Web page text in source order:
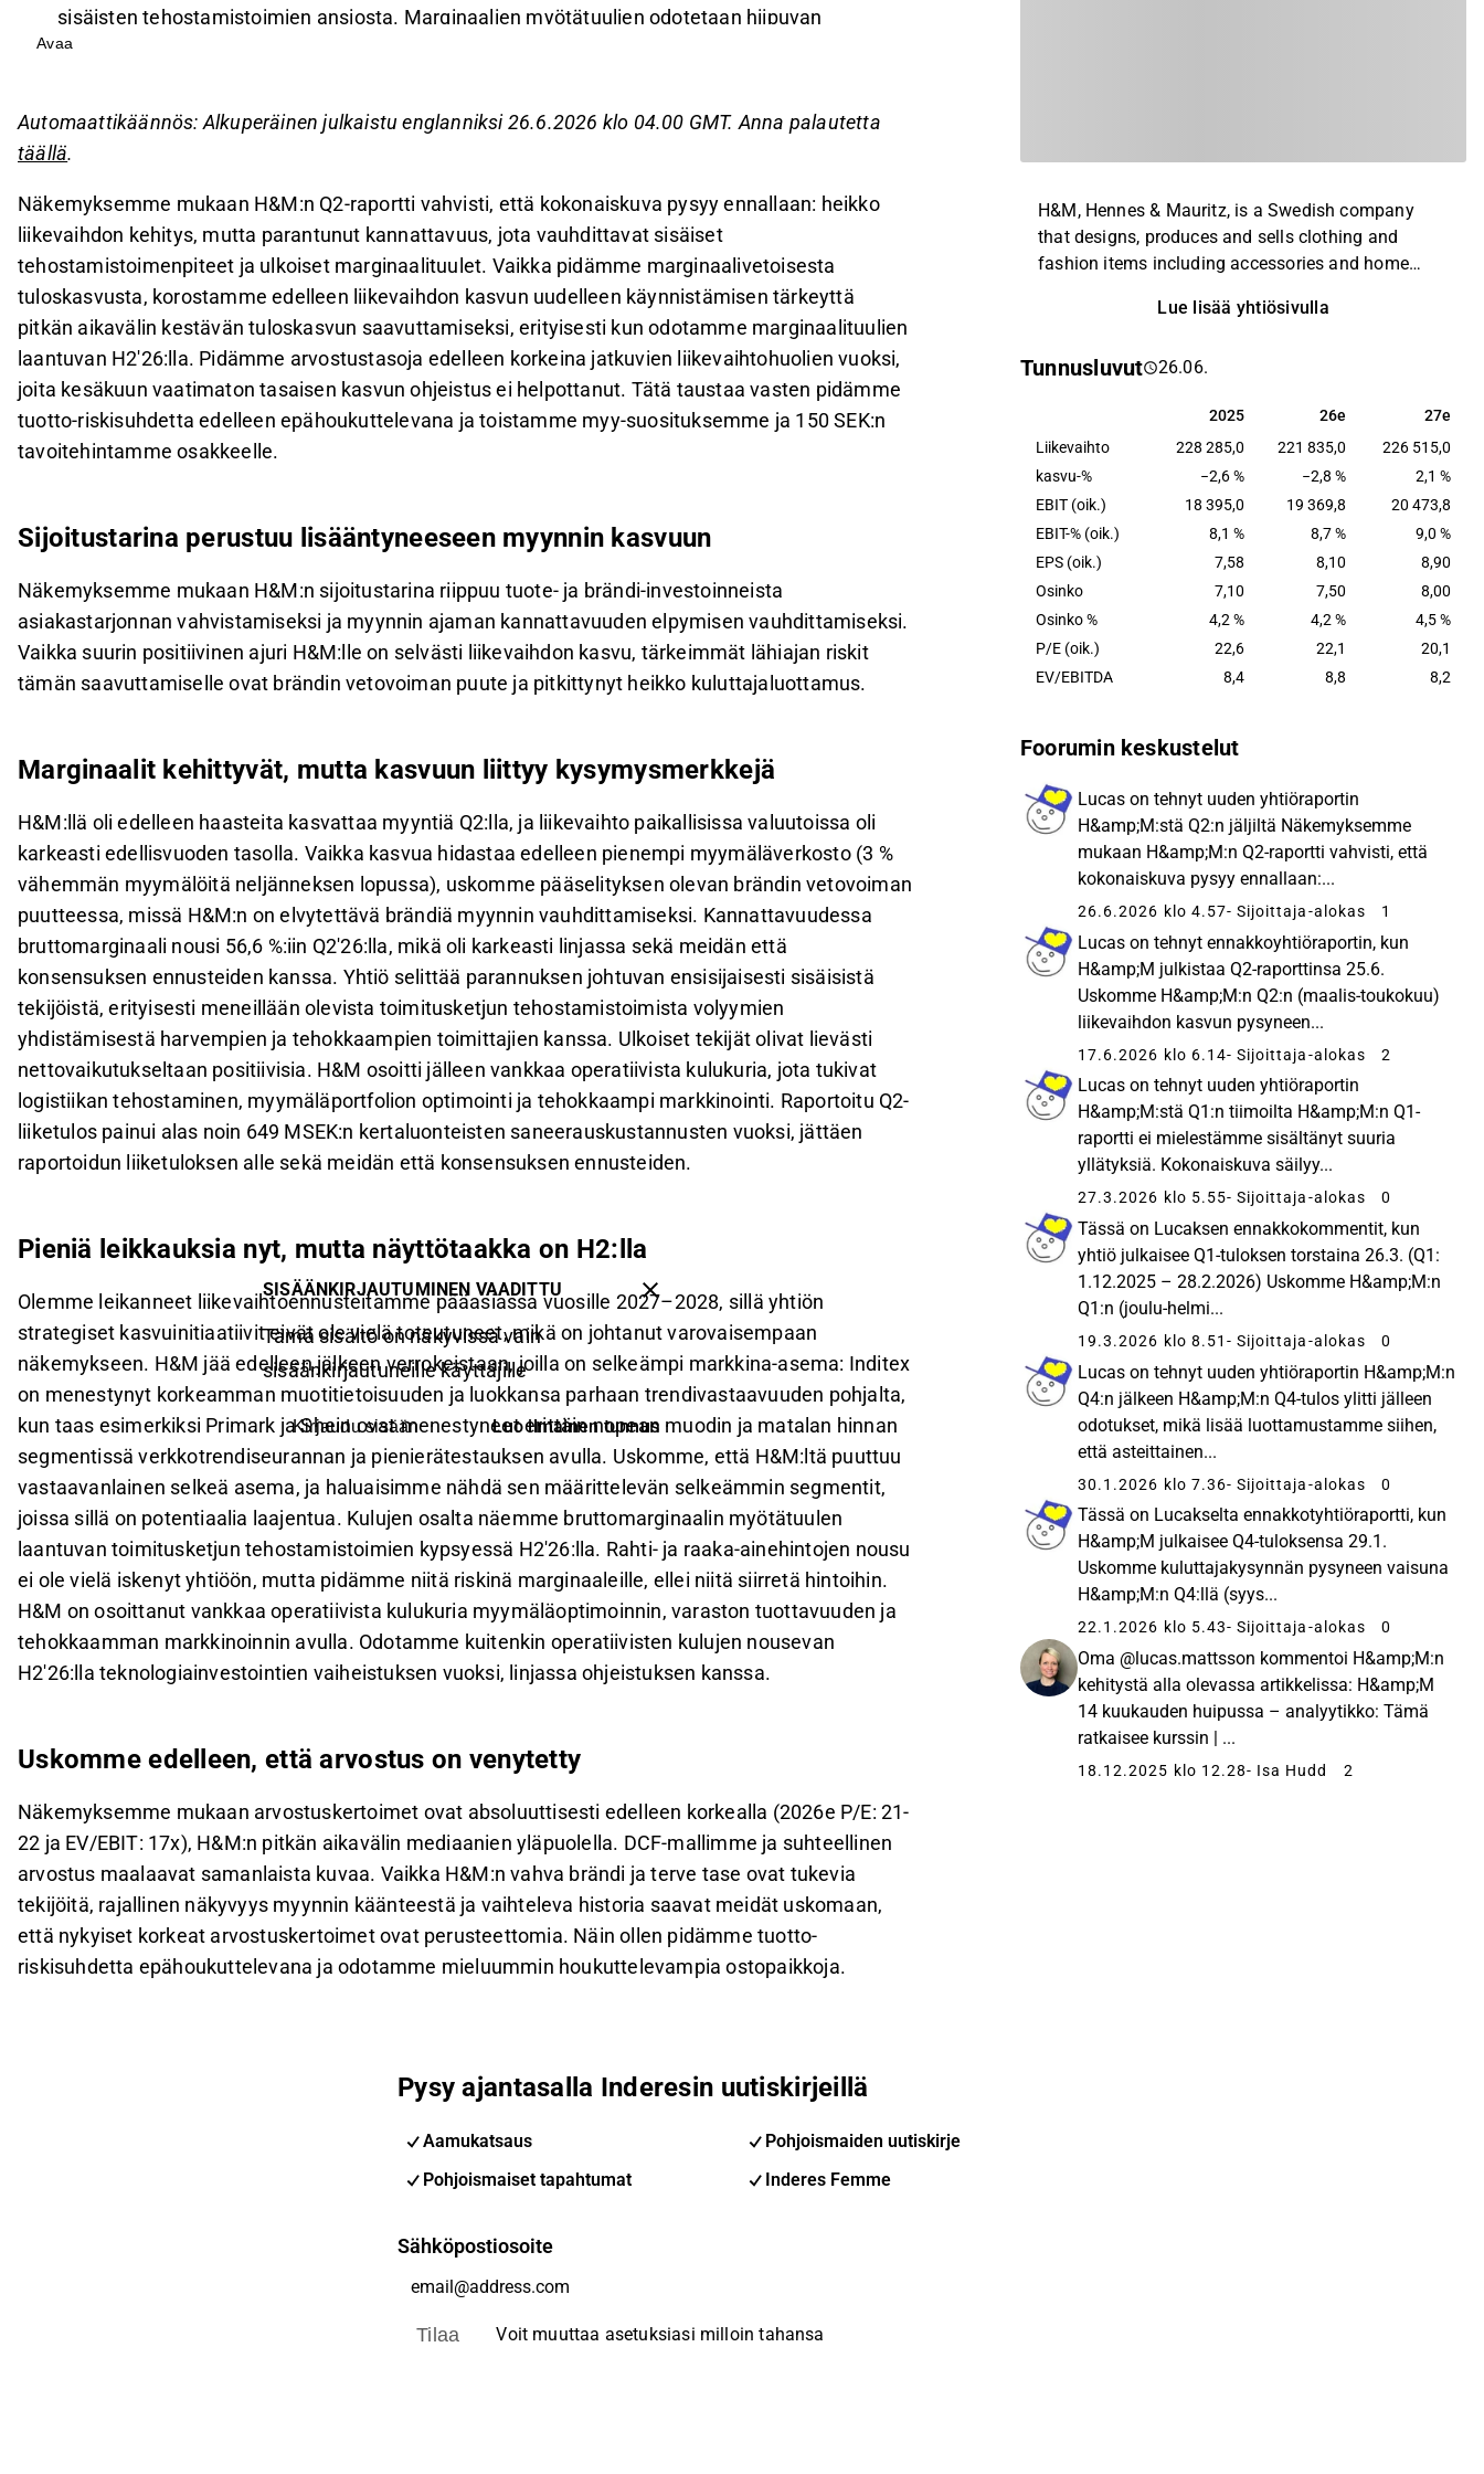
sisäisten tehostamistoimien ansiosta. Marginaalien myötätuulien odotetaan hiipuvan
H2'26:lla.
ja H&M jää jälkeen kilpailijoistaan, kuten Inditex ja Primark.
Bruttomarginaali parani Q2'26:lla, mutta rahti- ja raaka-ainehintojen nousu voi uhata
Arvostuskertoimet ovat edelleen korkealla, ja rajallinen näkyvyys myynnin käänteeseen tekee
tuotto-riskisuhteesta epäviehättävän, mikä tukee myy-suositusta ja 150 SEK:n tavoitehintaa.
Tämä sisältö on tekoälyn tuottamaa. Anna siihen liittyvää palautetta Inderesinfoorumilla.
Avaa
Automaattikäännös: Alkuperäinen julkaistu englanniksi 26.6.2026 klo 04.00 GMT. Anna palautetta
täällä.
Näkemyksemme mukaan H&M:n Q2-raportti vahvisti, että kokonaiskuva pysyy ennallaan: heikko
liikevaihdon kehitys, mutta parantunut kannattavuus, jota vauhdittavat sisäiset
tehostamistoimenpiteet ja ulkoiset marginaalituulet. Vaikka pidämme marginaalivetoisesta
tuloskasvusta, korostamme edelleen liikevaihdon kasvun uudelleen käynnistämisen tärkeyttä
pitkän aikavälin kestävän tuloskasvun saavuttamiseksi, erityisesti kun odotamme marginaalituulien
laantuvan H2'26:lla. Pidämme arvostustasoja edelleen korkeina jatkuvien liikevaihtohuolien vuoksi,
joita kesäkuun vaatimaton tasaisen kasvun ohjeistus ei helpottanut. Tätä taustaa vasten pidämme
tuotto-riskisuhdetta edelleen epähoukuttelevana ja toistamme myy-suosituksemme ja 150 SEK:n
tavoitehintamme osakkeelle.
Sijoitustarina perustuu lisääntyneeseen myynnin kasvuun
Näkemyksemme mukaan H&M:n sijoitustarina riippuu tuote- ja brändi-investoinneista
asiakastarjonnan vahvistamiseksi ja myynnin ajaman kannattavuuden elpymisen vauhdittamiseksi.
Vaikka suurin positiivinen ajuri H&M:lle on selvästi liikevaihdon kasvu, tärkeimmät lähiajan riskit
tämän saavuttamiselle ovat brändin vetovoiman puute ja pitkittynyt heikko kuluttajaluottamus.
Marginaalit kehittyvät, mutta kasvuun liittyy kysymysmerkkejä
H&M:llä oli edelleen haasteita kasvattaa myyntiä Q2:lla, ja liikevaihto paikallisissa valuutoissa oli
karkeasti edellisvuoden tasolla. Vaikka kasvua hidastaa edelleen pienempi myymäläverkosto (3 %
vähemmän myymälöitä neljänneksen lopussa), uskomme pääselityksen olevan brändin vetovoiman
puutteessa, missä H&M:n on elvytettävä brändiä myynnin vauhdittamiseksi. Kannattavuudessa
bruttomarginaali nousi 56,6 %:iin Q2'26:lla, mikä oli karkeasti linjassa sekä meidän että
konsensuksen ennusteiden kanssa. Yhtiö selittää parannuksen johtuvan ensisijaisesti sisäisistä
tekijöistä, erityisesti meneillään olevista toimitusketjun tehostamistoimista volyymien
yhdistämisestä harvempien ja tehokkaampien toimittajien kanssa. Ulkoiset tekijät olivat lievästi
nettovaikutukseltaan positiivisia. H&M osoitti jälleen vankkaa operatiivista kulukuria, jota tukivat
logistiikan tehostaminen, myymäläportfolion optimointi ja tehokkaampi markkinointi. Raportoitu Q2-
liiketulos painui alas noin 649 MSEK:n kertaluonteisten saneerauskustannusten vuoksi, jättäen
raportoidun liiketuloksen alle sekä meidän että konsensuksen ennusteiden.
Pieniä leikkauksia nyt, mutta näyttötaakka on H2:lla
Olemme leikanneet liikevaihtoennusteitamme pääasiassa vuosille 2027–2028, sillä yhtiön
strategiset kasvuinitiaatiivit eivät ole vielä toteutuneet, mikä on johtanut varovaisempaan
näkemykseen. H&M jää edelleen jälkeen verrokeistaan, joilla on selkeämpi markkina-asema: Inditex
on menestynyt korkeamman muotitietoisuuden ja luokkansa parhaan trendivastaavuuden pohjalta,
kun taas esimerkiksi Primark ja Shein ovat menestyneet erittäin nopean muodin ja matalan hinnan
segmentissä verkkotrendiseurannan ja pienierätestauksen avulla. Uskomme, että H&M:ltä puuttuu
vastaavanlainen selkeä asema, ja haluaisimme nähdä sen määrittelevän selkeämmin segmentit,
joissa sillä on potentiaalia laajentua. Kulujen osalta näemme bruttomarginaalin myötätuulen
laantuvan toimitusketjun tehostamistoimien kypsyessä H2'26:lla. Rahti- ja raaka-ainehintojen nousu
ei ole vielä iskenyt yhtiöön, mutta pidämme niitä riskinä marginaaleille, ellei niitä siirretä hintoihin.
H&M on osoittanut vankkaa operatiivista kulukuria myymäläoptimoinnin, varaston tuottavuuden ja
tehokkaamman markkinoinnin avulla. Odotamme kuitenkin operatiivisten kulujen nousevan
H2'26:lla teknologiainvestointien vaiheistuksen vuoksi, linjassa ohjeistuksen kanssa.
Uskomme edelleen, että arvostus on venytetty
Näkemyksemme mukaan arvostuskertoimet ovat absoluuttisesti edelleen korkealla (2026e P/E: 21-
22 ja EV/EBIT: 17x), H&M:n pitkän aikavälin mediaanien yläpuolella. DCF-mallimme ja suhteellinen
arvostus maalaavat samanlaista kuvaa. Vaikka H&M:n vahva brändi ja terve tase ovat tukevia
tekijöitä, rajallinen näkyvyys myynnin käänteestä ja vaihteleva historia saavat meidät uskomaan,
että nykyiset korkeat arvostuskertoimet ovat perusteettomia. Näin ollen pidämme tuotto-
riskisuhdetta epähoukuttelevana ja odotamme mieluummin houkuttelevampia ostopaikkoja.
SISÄÄNKIRJAUTUMINEN VAADITTU
Tämä sisältö on näkyvissä vain
sisäänkirjautuneille käyttäjille
Kirjaudu sisään Luo ilmainen tunnus
H&M, Hennes & Mauritz, is a Swedish company
that designs, produces and sells clothing and
fashion items including accessories and home
consumers and collaborates with suppliers
stores and e-commerce. The company was
Lue lisää yhtiösivulla
Tunnusluvut 26.06.
2025 26e 27e
2025 26e
27e
Liikevaihto
228 285,0 221 835,0
226 515,0
kasvu-%
−2,6 % −2,8 %
2,1 %
EBIT (oik.)
18 395,0 19 369,8
20 473,8
EBIT-% (oik.)
8,1 % 8,7 %
9,0 %
EPS (oik.)
7,58 8,10
8,90
Osinko
7,10 7,50
8,00
Osinko %
4,2 % 4,2 %
4,5 %
P/E (oik.)
22,6 22,1
20,1
EV/EBITDA
8,4 8,8 8,2
Foorumin keskustelut
Lucas on tehnyt uuden yhtiöraportin
H&amp;M:stä Q2:n jäljiltä Näkemyksemme
mukaan H&amp;M:n Q2-raportti vahvisti, että
kokonaiskuva pysyy ennallaan:...
26.6.2026 klo 4.57- Sijoittaja-alokas 1
Lucas on tehnyt ennakkoyhtiöraportin, kun
H&amp;M julkistaa Q2-raporttinsa 25.6.
Uskomme H&amp;M:n Q2:n (maalis-toukokuu)
liikevaihdon kasvun pysyneen...
17.6.2026 klo 6.14- Sijoittaja-alokas 2
Lucas on tehnyt uuden yhtiöraportin
H&amp;M:stä Q1:n tiimoilta H&amp;M:n Q1-
raportti ei mielestämme sisältänyt suuria
yllätyksiä. Kokonaiskuva säilyy...
27.3.2026 klo 5.55- Sijoittaja-alokas 0
Tässä on Lucaksen ennakkokommentit, kun
yhtiö julkaisee Q1-tuloksen torstaina 26.3. (Q1:
1.12.2025 – 28.2.2026) Uskomme H&amp;M:n
Q1:n (joulu-helmi...
19.3.2026 klo 8.51 - Sijoittaja-alokas 0
Lucas on tehnyt uuden yhtiöraportin H&amp;M:n
Q4:n jälkeen H&amp;M:n Q4-tulos ylitti jälleen
odotukset, mikä lisää luottamustamme siihen,
että asteittainen...
30.1.2026 klo 7.36- Sijoittaja-alokas 0
Tässä on Lucakselta ennakkotyhtiöraportti, kun
H&amp;M julkaisee Q4-tuloksensa 29.1.
Uskomme kuluttajakysynnän pysyneen vaisuna
H&amp;M:n Q4:llä (syys...
22.1.2026 klo 5.43- Sijoittaja-alokas 0
Oma @lucas.mattsson kommentoi H&amp;M:n
kehitystä alla olevassa artikkelissa: H&amp;M
14 kuukauden huipussa – analyytikko: Tämä
ratkaisee kurssin | ...
18.12.2025 klo 12.28- Isa Hudd 2
Pysy ajantasalla Inderesin uutiskirjeillä
Aamukatsaus
Pohjoismaiden uutiskirje
Pohjoismaiset tapahtumat
Inderes Femme
Sähköpostiosoite
Tilaa Voit muuttaa asetuksiasi milloin tahansa